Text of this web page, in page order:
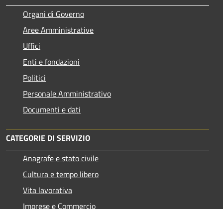
Organi di Governo
Aree Amministrative
Uffici
Enti e fondazioni
Politici
Personale Amministrativo
Documenti e dati
CATEGORIE DI SERVIZIO
Anagrafe e stato civile
Cultura e tempo libero
Vita lavorativa
Imprese e Commercio